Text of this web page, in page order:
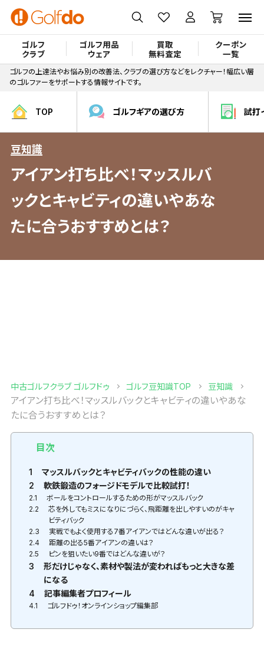
ゴルフ
クラブ
ゴルフ用品
ウェア
買取
無料査定
クーポン
一覧
ゴルフの上達法やお悩み別の改善法、クラブの選び方などをレクチャー！幅広い層
のゴルファーをサポートする情報サイトです。
TOP ゴルフギアの選び方 試打
アイアン打ち比べ！マッスルバ
ックとキャビティの違いやあな
たに合うおすすめとは？
豆知識
中古ゴルフクラブ ゴルフドゥ ゴルフ豆知識TOP 豆知識
アイアン打ち比べ！マッスルバックとキャビティの違いやあな
たに合うおすすめとは？
目次
1
マッスルバックとキャビティバックの性能の違い
2
軟鉄鍛造のフォージドモデルで比較試打！
2.1
ボールをコントロールするための形がマッスルバック
2.2
芯を外してもミスになりにづらく、飛距離を出しやすいのがキャ
ビティバック
2.3
実戦でもよく使用する7番アイアンではどんな違いが出る？
2.4
距離の出る5番アイアンの違いは？
2.5
ピンを狙いたい9番ではどんな違いが？
3
形だけじゃなく、素材や製法が変わればもっと大きな差
になる
4
記事編集者プロフィール
4.1 ゴルフドゥ！オンラインショップ編集部